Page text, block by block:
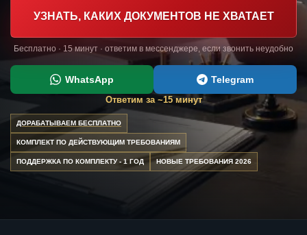
УЗНАТЬ, КАКИХ ДОКУМЕНТОВ НЕ ХВАТАЕТ
Бесплатно · 15 минут · ответим в мессенджере, если звонить неудобно
WhatsApp Telegram
Ответим за ~15 минут
ДОРАБАТЫВАЕМ БЕСПЛАТНО
КОМПЛЕКТ ПО ДЕЙСТВУЮЩИМ ТРЕБОВАНИЯМ
ПОДДЕРЖКА ПО КОМПЛЕКТУ - 1 ГОД НОВЫЕ ТРЕБОВАНИЯ 2026